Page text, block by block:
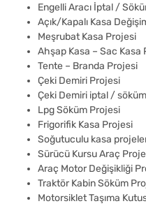
Engelli Aracı İptal /
Açık/Kapalı Kasa
Meşrubat Kasa Projesi
Ahşap Kasa – Sac Kasa
Tente – Branda Projesi
Çeki Demiri Projesi
Çeki Demiri iptal /
Lpg Söküm Projesi
Frigorifik Kasa Projesi
Soğutuculu kasa
Sürücü Kursu Araç
Araç Motor Değişikliği
Traktör Kabin Söküm
Motorsiklet Taşıma